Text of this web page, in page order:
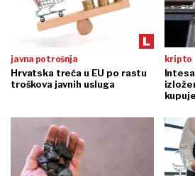
javna potrošnja
Hrvatska treća u EU po rastu
troškova javnih usluga
kripto